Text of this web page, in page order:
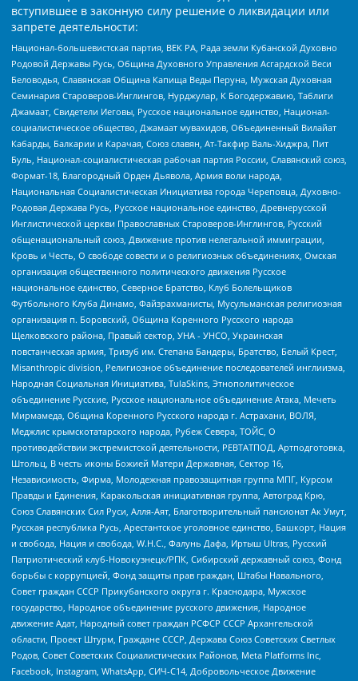
вступившее в законную силу решение о ликвидации или
запрете деятельности:
Национал-большевистская партия, ВЕК РА, Рада земли Кубанской Духовно
Родовой Державы Русь, Община Духовного Управления Асгардской Веси
Беловодья, Славянская Община Капища Веды Перуна, Мужская Духовная
Семинария Староверов-Инглингов, Нурджулар, К Богодержавию, Таблиги
Джамаат, Свидетели Иеговы, Русское национальное единство, Национал-
социалистическое общество, Джамаат мувахидов, Объединенный Вилайат
Кабарды, Балкарии и Карачая, Союз славян, Ат-Такфир Валь-Хиджра, Пит
Буль, Национал-социалистическая рабочая партия России, Славянский союз,
Формат-18, Благородный Орден Дьявола, Армия воли народа,
Национальная Социалистическая Инициатива города Череповца, Духовно-
Родовая Держава Русь, Русское национальное единство, Древнерусской
Инглистической церкви Православных Староверов-Инглингов, Русский
общенациональный союз, Движение против нелегальной иммиграции,
Кровь и Честь, О свободе совести и о религиозных объединениях, Омская
организация общественного политического движения Русское
национальное единство, Северное Братство, Клуб Болельщиков
Футбольного Клуба Динамо, Файзрахманисты, Мусульманская религиозная
организация п. Боровский, Община Коренного Русского народа
Щелковского района, Правый сектор, УНА - УНСО, Украинская
повстанческая армия, Тризуб им. Степана Бандеры, Братство, Белый Крест,
Misanthropic division, Религиозное объединение последователей инглиизма,
Народная Социальная Инициатива, TulaSkins, Этнополитическое
объединение Русские, Русское национальное объединение Атака, Мечеть
Мирмамеда, Община Коренного Русского народа г. Астрахани, ВОЛЯ,
Меджлис крымскотатарского народа, Рубеж Севера, ТОЙС, О
противодействии экстремистской деятельности, РЕВТАТПОД, Артподготовка,
Штольц, В честь иконы Божией Матери Державная, Сектор 16,
Независимость, Фирма, Молодежная правозащитная группа МПГ, Курсом
Правды и Единения, Каракольская инициативная группа, Автоград Крю,
Союз Славянских Сил Руси, Алля-Аят, Благотворительный пансионат Ак Умут,
Русская республика Русь, Арестантское уголовное единство, Башкорт, Нация
и свобода, Нация и свобода, W.H.С., Фалунь Дафа, Иртыш Ultras, Русский
Патриотический клуб-Новокузнецк/РПК, Сибирский державный союз, Фонд
борьбы с коррупцией, Фонд защиты прав граждан, Штабы Навального,
Совет граждан СССР Прикубанского округа г. Краснодара, Мужское
государство, Народное объединение русского движения, Народное
движение Адат, Народный совет граждан РСФСР СССР Архангельской
области, Проект Штурм, Граждане СССР, Держава Союз Советских Светлых
Родов, Совет Советских Социалистических Районов, Meta Platforms Inc,
Facebook, Instagram, WhatsApp, СИЧ-С14, Добровольческое Движение